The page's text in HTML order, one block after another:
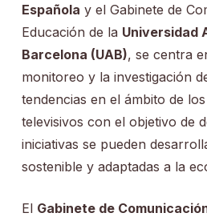
Española y el Gabinete de
Educación de la Universidad
Barcelona (UAB), se centra
monitoreo y la investigación
tendencias en el ámbito de
televisivos con el objetivo de
iniciativas se pueden
sostenible y adaptadas a la
El Gabinete de